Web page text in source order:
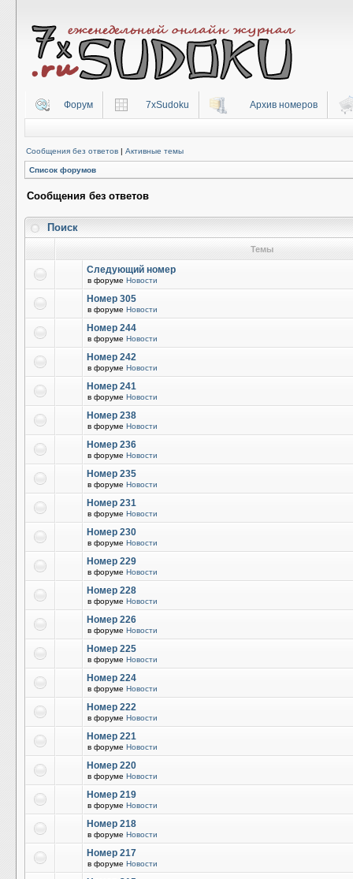
Форум 7xSudoku Архив номеров
Сообщения без ответов | Активные темы
Список форумов
Сообщения без ответов
Поиск
Темы
Следующий номер
в форуме Новости
Номер 305
в форуме Новости
Номер 244
в форуме Новости
Номер 242
в форуме Новости
Номер 241
в форуме Новости
Номер 238
в форуме Новости
Номер 236
в форуме Новости
Номер 235
в форуме Новости
Номер 231
в форуме Новости
Номер 230
в форуме Новости
Номер 229
в форуме Новости
Номер 228
в форуме Новости
Номер 226
в форуме Новости
Номер 225
в форуме Новости
Номер 224
в форуме Новости
Номер 222
в форуме Новости
Номер 221
в форуме Новости
Номер 220
в форуме Новости
Номер 219
в форуме Новости
Номер 218
в форуме Новости
Номер 217
в форуме Новости